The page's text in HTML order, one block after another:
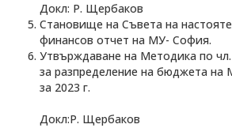
Докл: Р. Щербаков
Становище на Съвета на
финансов отчет на МУ- София.
Утвърждаване на Методика по
за разпределение на бюджета на
за 2023 г.
Докл:Р. Щербаков